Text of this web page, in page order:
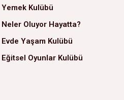
Yemek Kulübü
Neler Oluyor Hayatta?
Evde Yaşam Kulübü
Eğitsel Oyunlar Kulübü